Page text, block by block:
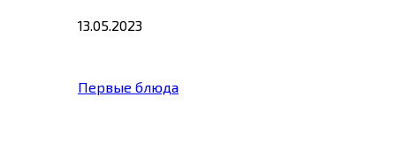
13.05.2023
Первые блюда